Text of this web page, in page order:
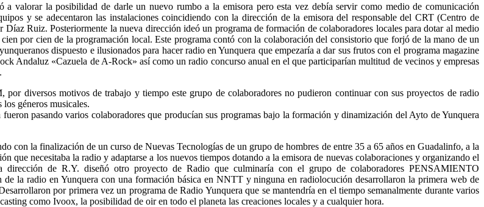
valorar la posibilidad de darle un nuevo rumbo a la emisora pero esta vez debía servir como medio de comunicación
y se adecentaron las instalaciones coincidiendo con la dirección de la emisora del responsable del CRT (Centro de
Ruiz. Posteriormente la nueva dirección ideó un programa de formación de colaboradores locales para dotar al medio
por cien de la programación local. Este programa contó con la colaboración del consistorio que forjó de la mano de un
dispuesto e ilusionados para hacer radio en Yunquera que empezaría a dar sus frutos con el programa magazine
Andaluz «Cazuela de A-Rock» así como un radio concurso anual en el que participarían multitud de vecinos y empresas
diversos motivos de trabajo y tiempo este grupo de colaboradores no pudieron continuar con sus proyectos de radio
géneros musicales.
pasando varios colaboradores que producían sus programas bajo la formación y dinamización del Ayto de Yunquera
con la finalización de un curso de Nuevas Tecnologías de un grupo de hombres de entre 35 a 65 años en Guadalinfo, a la
necesitaba la radio y adaptarse a los nuevos tiempos dotando a la emisora de nuevas colaboraciones y organizando el
de R.Y. diseñó otro proyecto de Radio que culminaría con el grupo de colaboradores PENSAMIENTO
la radio en Yunquera con una formación básica en NNTT y ninguna en radiolocución desarrollaron la primera web de
por primera vez un programa de Radio Yunquera que se mantendría en el tiempo semanalmente durante varios
como Ivoox, la posibilidad de oir en todo el planeta las creaciones locales y a cualquier hora.